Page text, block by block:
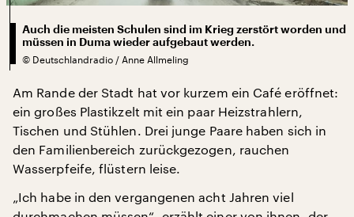
Auch die meisten Schulen sind im Krieg zerstört worden und
müssen in Duma wieder aufgebaut werden.
© Deutschlandradio / Anne Allmeling
Am Rande der Stadt hat vor kurzem ein Café eröffnet:
ein großes Plastikzelt mit ein paar Heizstrahlern,
Tischen und Stühlen. Drei junge Paare haben sich in
den Familienbereich zurückgezogen, rauchen
Wasserpfeife, flüstern leise.
„Ich habe in den vergangenen acht Jahren viel